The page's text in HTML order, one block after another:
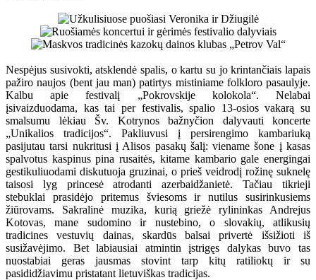
Nespėjus susivokti, atsklendė spalis, o kartu su jo krintančiais lapais
pažiro naujos (bent jau man) patirtys mistiniame folkloro pasaulyje.
Kalbu apie festivalį „Pokrovskije kolokola“. Nelabai
įsivaizduodama, kas tai per festivalis, spalio 13-osios vakarą su
smalsumu lėkiau Šv. Kotrynos bažnyčion dalyvauti koncerte
„Unikalios tradicijos“. Pakliuvusi į persirengimo kambariuką
pasijutau tarsi nukritusi į Alisos pasakų šalį: viename šone į kasas
spalvotus kaspinus pina rusaitės, kitame kambario gale energingai
gestikuliuodami diskutuoja gruzinai, o prieš veidrodį rožinę suknelę
taisosi lyg princesė atrodanti azerbaidžanietė. Tačiau tikrieji
stebuklai prasidėjo pritemus šviesoms ir nutilus susirinkusiems
žiūrovams. Sakralinė muzika, kurią griežė rylininkas Andrejus
Kotovas, mane sudomino ir nustebino, o slovakių, atlikusių
tradicines vestuvių dainas, skardūs balsai privertė išsižioti iš
susižavėjimo. Bet labiausiai atmintin įstrigęs dalykas buvo tas
nuostabiai geras jausmas stovint tarp kitų ratiliokų ir su
pasididžiavimu pristatant lietuviškas tradicijas.